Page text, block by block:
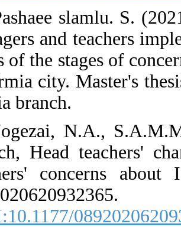
21. Pashaee
managers and
terms of the
of Urmia city.
Urmia branch.
22. Jogezai,
Baloch, Head
teachers'
[DOI:10.1177/